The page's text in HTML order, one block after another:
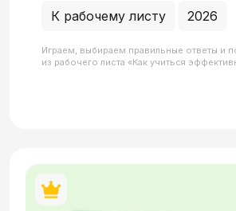
К рабочему листу 2026
Играем, выбираем правильные ответы и
из рабочего листа «Как учиться